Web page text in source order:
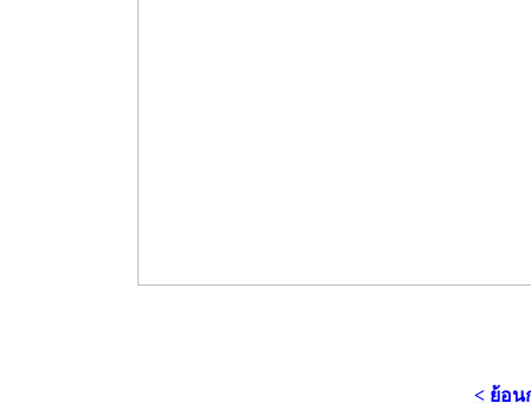
< ย้อน